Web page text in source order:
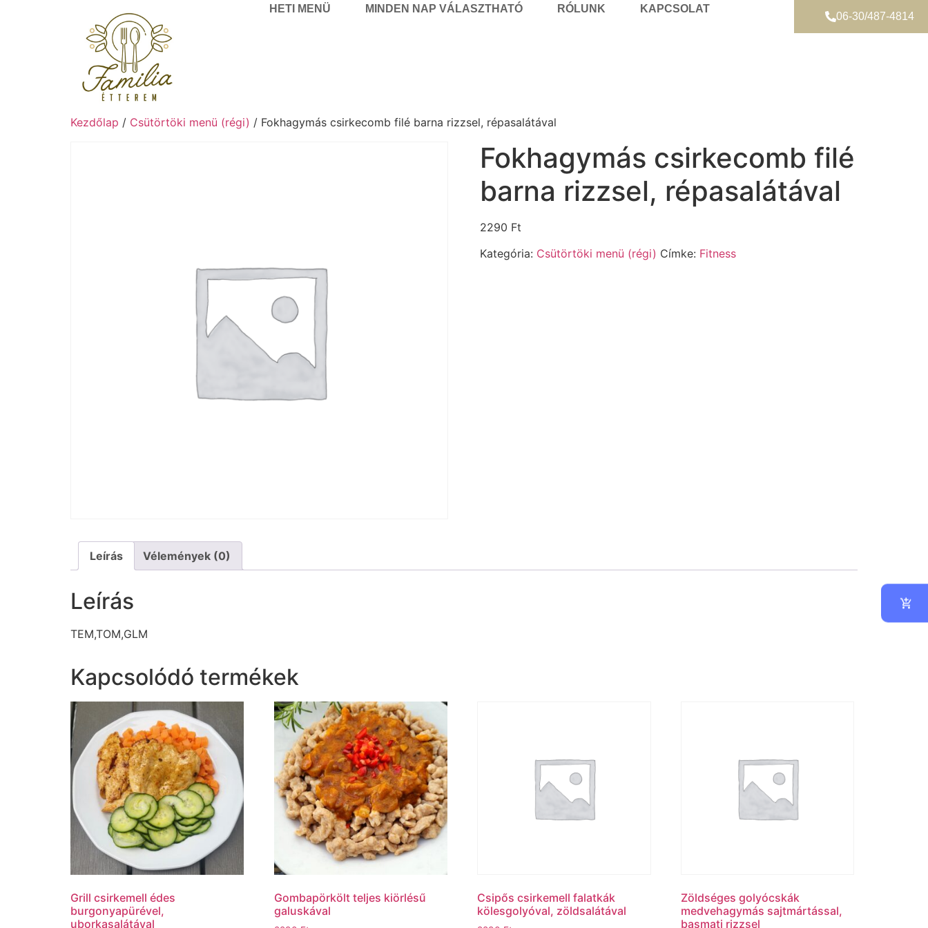
HETI MENÜ MINDEN NAP VÁLASZTHATÓ RÓLUNK KAPCSOLAT
06-30/487-4814
Kezdőlap / Csütörtöki menü (régi) / Fokhagymás csirkecomb filé barna rizzsel, répasalátával
Fokhagymás csirkecomb filé
barna rizzsel, répasalátával
2290 Ft
Kategória: Csütörtöki menü (régi) Címke: Fitness
Leírás Vélemények (0)
Leírás
TEM,TOM,GLM
Kapcsolódó termékek
Grill csirkemell édes
burgonyapürével,
uborkasalátával
Gombapörkölt teljes kiörlésű
galuskával
Csipős csirkemell falatkák
kölesgolyóval, zöldsalátával
Zöldséges golyócskák
medvehagymás sajtmártással,
basmati rizzsel